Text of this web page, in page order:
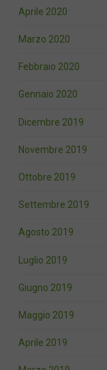
Aprile 2020
Marzo 2020
Febbraio 2020
Gennaio 2020
Dicembre 2019
Novembre 2019
Ottobre 2019
Settembre 2019
Agosto 2019
Luglio 2019
Giugno 2019
Maggio 2019
Aprile 2019